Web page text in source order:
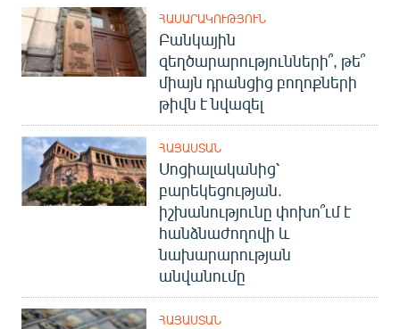
ՀԱՍԱՐԱԿՈՒԹՅՈՒՆ
Բանկային
զեղծարարությունների՞, թե՞
միայն դրանցից բողոքների
թիվն է նվազել
ՀԱՅԱՍՏԱՆ
Սոցիալականից՝
բարեկեցության.
իշխանությունը փոխո՞ւմ է
հանձնաժողովի և
նախարարության
անվանումը
ՀԱՅԱՍՏԱՆ